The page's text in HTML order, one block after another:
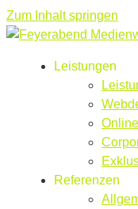
Zum Inhalt springen
Leistungen
Referenzen